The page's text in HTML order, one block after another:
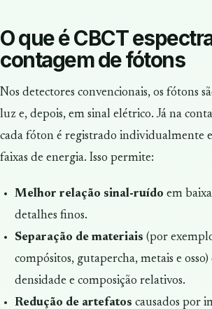
O que é CBCT
contagem de fótons
Nos detectores convencionais, os fótons
luz e, depois, em sinal elétrico. Já na
cada fóton é registrado individualmente
faixas de energia. Isso permite:
Melhor relação sinal-ruído em
detalhes finos.
Separação de materiais (por
compósitos, gutapercha, metais e
densidade e composição relativos.
Redução de artefatos causados por